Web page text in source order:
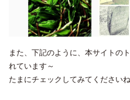
また、下記のように、本サイトの
れています～
たまにチェックしてみてください